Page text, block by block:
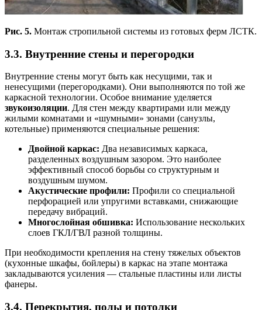
Рис. 5. Монтаж стропильной системы из готовых ферм ЛСТК.
3.3. Внутренние стены и перегородки
Внутренние стены могут быть как несущими, так и
ненесущими (перегородками). Они выполняются по той же
каркасной технологии. Особое внимание уделяется
звукоизоляции. Для стен между квартирами или между
жилыми комнатами и «шумными» зонами (санузлы,
котельные) применяются специальные решения:
Двойной каркас: Два независимых каркаса,
разделенных воздушным зазором. Это наиболее
эффективный способ борьбы со структурным и
воздушным шумом.
Акустические профили: Профили со специальной
перфорацией или упругими вставками, снижающие
передачу вибраций.
Многослойная обшивка: Использование нескольких
слоев ГКЛ/ГВЛ разной толщины.
При необходимости крепления на стену тяжелых объектов
(кухонные шкафы, бойлеры) в каркас на этапе монтажа
закладываются усиления — стальные пластины или листы
фанеры.
3.4. Перекрытия, полы и потолки